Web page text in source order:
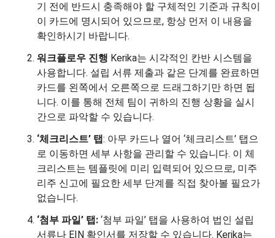
기 전에 반드시 충족해야 할 구체적인 기준과 규칙이
이 카드에 명시되어 있으므로, 항상 먼저 이 내용을
확인하시기 바랍니다.
워크플로우 진행 Kerika는 시각적인 칸반 시스템을
사용합니다. 설립 서류 제출과 같은 단계를 완료하면
카드를 왼쪽에서 오른쪽으로 드래그하기만 하면 됩
니다. 이를 통해 전체 팀이 귀하의 진행 상황을 실시
간으로 파악할 수 있습니다.
‘체크리스트’ 탭: 아무 카드나 열어 ‘체크리스트’ 탭으
로 이동하면 세부 사항을 관리할 수 있습니다. 이 체
크리스트는 템플릿에 미리 입력되어 있으므로, 미주
리주 신고에 필요한 세부 단계를 직접 찾아볼 필요가
없습니다.
‘첨부 파일’ 탭: ‘첨부 파일’ 탭을 사용하여 법인 설립
서류나 EIN 확인서를 저장할 수 있습니다. Kerika는